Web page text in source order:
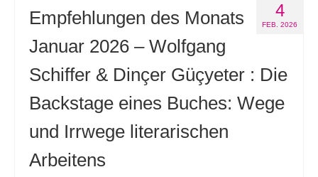
4
FEB. 2026
Empfehlungen des Monats
Januar 2026 – Wolfgang
Schiffer & Dinçer Güçyeter : Die
Backstage eines Buches: Wege
und Irrwege literarischen
Arbeitens